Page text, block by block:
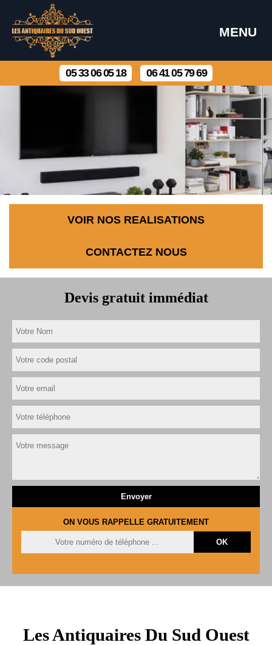
MENU
05 33 06 05 18 06 41 05 79 69
VOIR NOS REALISATIONS
CONTACTEZ NOUS
Devis gratuit immédiat
ON VOUS RAPPELLE GRATUITEMENT
Les Antiquaires Du Sud Ouest